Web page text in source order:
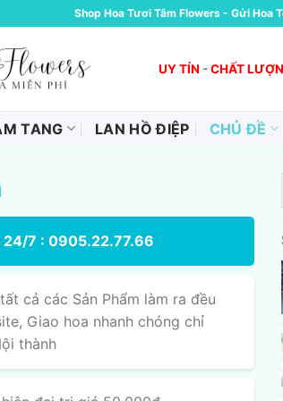
Shop Hoa Tươi Tâm Flowers - Gửi Hoa
UY TÍN -CHẤT
TANG LAN HỒ ĐIỆP CHỦ ĐỀ
24/7 : 0905.22.77.66
cả các Sản Phẩm làm ra đều
Giao hoa nhanh chóng chỉ
thành